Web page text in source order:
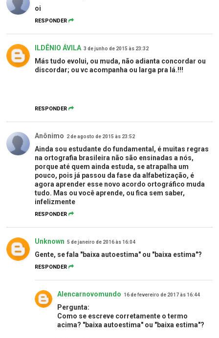
oi
RESPONDER
ILDÊNIO ÁVILA 3 de junho de 2015 às 23:32
Más tudo evolui, ou muda, não adianta concordar ou
discordar; ou vc acompanha ou larga pra lá.!!!
RESPONDER
Anônimo 2 de agosto de 2015 às 23:52
Ainda sou estudante do fundamental, é muitas regras
na ortografia brasileira não são ensinadas a nós,
porque até quem ainda estuda, se atrapalha um
pouco, pois já passou da fase da alfabetização, é
agora aprender esse novo acordo ortográfico muda
tudo. Mas ou você aprende, ou fica sem saber,
infelizmente
RESPONDER
Unknown 5 de janeiro de 2016 às 16:04
Gente, se fala "baixa autoestima" ou "baixa estima"?
RESPONDER
Alencarnovomundo 16 de fevereiro de 2017 às 16:44
Pergunta:
Como se escreve corretamente o termo
acima? "baixa autoestima" ou "baixa estima"?